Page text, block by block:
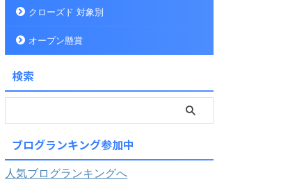
クローズド 対象別
オープン懸賞
検索
ブログランキング参加中
人気ブログランキングへ